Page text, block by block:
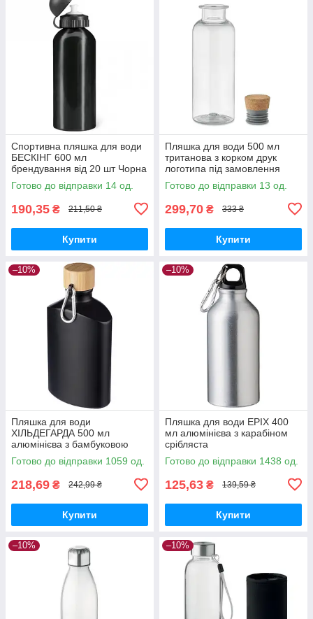
Спортивна пляшка для води
БЕCКІНГ 600 мл
брендування від 20 шт Чорна
Готово до відправки 14 од.
190,35 ₴ 211,50 ₴
Купити
Пляшка для води 500 мл
тританова з корком друк
логотипа під замовлення
Прозора
Готово до відправки 13 од.
299,70 ₴ 333 ₴
Купити
–10%
Пляшка для води
ХІЛЬДЕГАРДА 500 мл
алюмінієва з бамбуковою
кришкою та карабіном чорна
Готово до відправки 1059 од.
218,69 ₴ 242,99 ₴
Купити
–10%
Пляшка для води ЕРІХ 400
мл алюмінієва з карабіном
срібляста
Готово до відправки 1438 од.
125,63 ₴ 139,59 ₴
Купити
–10% –10%